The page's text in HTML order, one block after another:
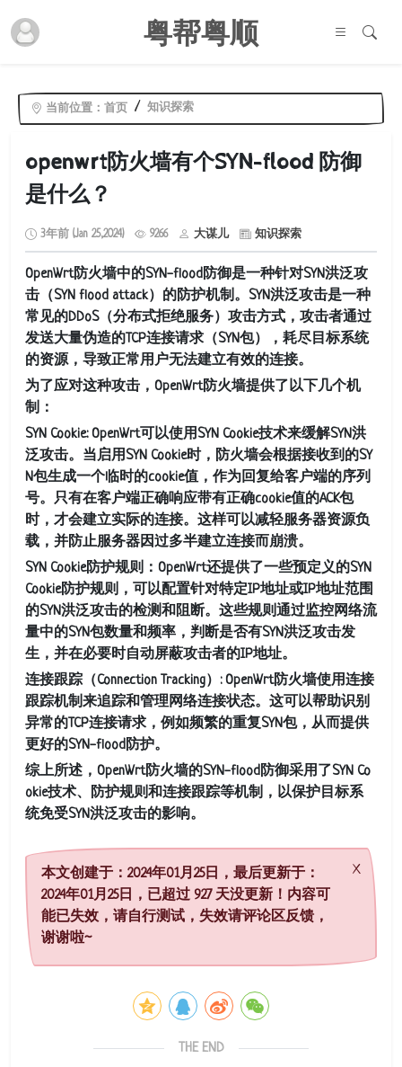
粤帮粤顺
当前位置： 首页 知识探索
openwrt防火墙有个SYN-flood 防御
是什么？
3年前 (Jan 25,2024) 9266 大谋儿 知识探索
OpenWrt防火墙中的SYN-flood防御是一种针对SYN洪泛攻
击（SYN flood attack）的防护机制。SYN洪泛攻击是一种
常见的DDoS（分布式拒绝服务）攻击方式，攻击者通过
发送大量伪造的TCP连接请求（SYN包），耗尽目标系统
的资源，导致正常用户无法建立有效的连接。
为了应对这种攻击，OpenWrt防火墙提供了以下几个机
制：
SYN Cookie: OpenWrt可以使用SYN Cookie技术来缓解SYN洪
泛攻击。当启用SYN Cookie时，防火墙会根据接收到的SY
N包生成一个临时的cookie值，作为回复给客户端的序列
号。只有在客户端正确响应带有正确cookie值的ACK包
时，才会建立实际的连接。这样可以减轻服务器资源负
载，并防止服务器因过多半建立连接而崩溃。
SYN Cookie防护规则：OpenWrt还提供了一些预定义的SYN
Cookie防护规则，可以配置针对特定IP地址或IP地址范围
的SYN洪泛攻击的检测和阻断。这些规则通过监控网络流
量中的SYN包数量和频率，判断是否有SYN洪泛攻击发
生，并在必要时自动屏蔽攻击者的IP地址。
连接跟踪（Connection Tracking）: OpenWrt防火墙使用连接
跟踪机制来追踪和管理网络连接状态。这可以帮助识别
异常的TCP连接请求，例如频繁的重复SYN包，从而提供
更好的SYN-flood防护。
综上所述，OpenWrt防火墙的SYN-flood防御采用了SYN Co
okie技术、防护规则和连接跟踪等机制，以保护目标系
统免受SYN洪泛攻击的影响。
本文创建于：2024年01月25日，最后更新于：
2024年01月25日，已超过 927 天没更新！内容可
能已失效，请自行测试，失效请评论区反馈，
谢谢啦~
THE END